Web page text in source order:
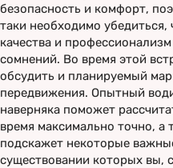
безопасность и комфорт,
таки необходимо убедиться,
качества и
сомнений. Во время этой
обсудить и планируемый
передвижения. Опытный
наверняка поможет
время максимально точно, а
подскажет некоторые
существовании которых вы,